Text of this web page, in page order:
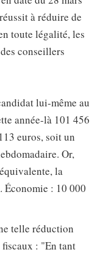
à réduire de
toute légalité, les
conseillers
lui-même au
année-là 101 456
euros, soit un
Or,
la
Économie : 10 000
telle réduction
: "En tant